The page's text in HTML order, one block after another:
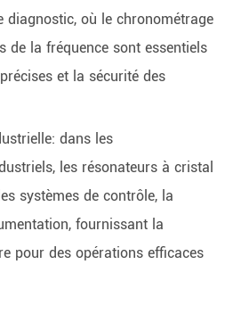
diagnostic, où le chronométrage
de la fréquence sont essentiels
et la sécurité des
dans les
les résonateurs à cristal
systèmes de contrôle, la
fournissant la
pour des opérations efficaces